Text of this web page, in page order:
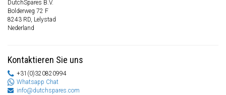
DutchSpares B.V.
Bolderweg 72 F
8243 RD, Lelystad
Nederland
Kontaktieren Sie uns
+31(0)320820994
Whatsapp Chat
info@dutchspares.com